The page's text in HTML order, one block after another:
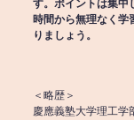
す。ポイントは集中
時間から無理なく学
りましょう。
＜略歴＞
慶應義塾大学理工学